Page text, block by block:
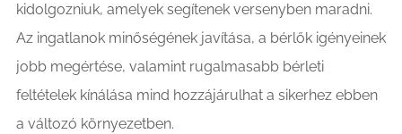
kidolgozniuk, amelyek segítenek versenyben maradni.
Az ingatlanok minőségének javítása, a bérlők igényeinek
jobb megértése, valamint rugalmasabb bérleti
feltételek kínálása mind hozzájárulhat a sikerhez ebben
a változó környezetben.